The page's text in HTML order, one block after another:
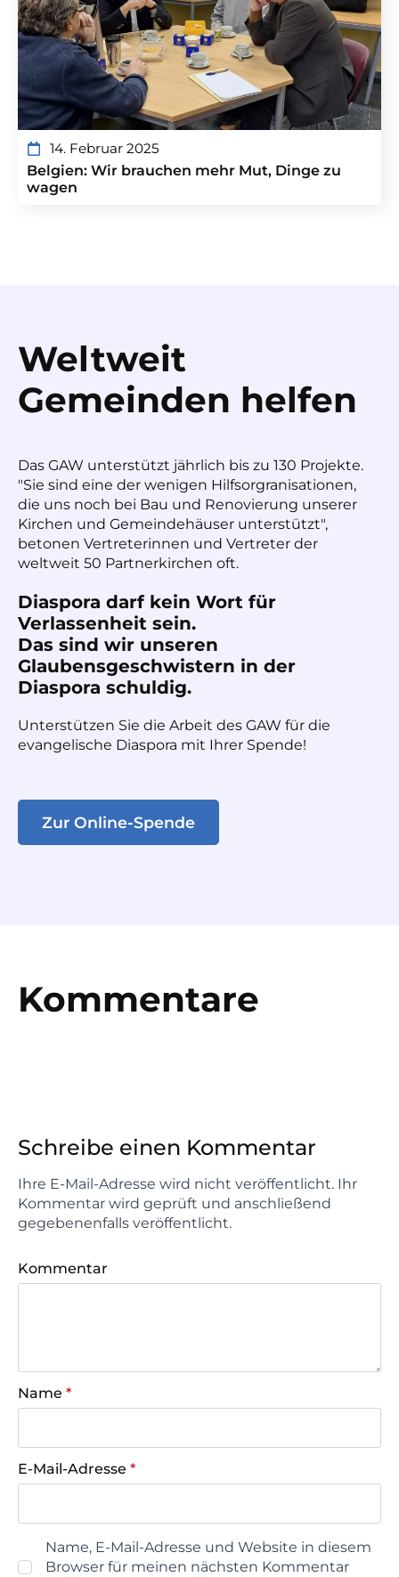
14. Februar 2025
Belgien: Wir brauchen mehr Mut, Dinge zu
wagen
Weltweit
Gemeinden helfen
Das GAW unterstützt jährlich bis zu 130 Projekte.
"Sie sind eine der wenigen Hilfsorgranisationen,
die uns noch bei Bau und Renovierung unserer
Kirchen und Gemeindehäuser unterstützt",
betonen Vertreterinnen und Vertreter der
weltweit 50 Partnerkirchen oft.
Diaspora darf kein Wort für
Verlassenheit sein.
Das sind wir unseren
Glaubensgeschwistern in der
Diaspora schuldig.
Unterstützen Sie die Arbeit des GAW für die
evangelische Diaspora mit Ihrer Spende!
Zur Online-Spende
Kommentare
Schreibe einen Kommentar
Ihre E-Mail-Adresse wird nicht veröffentlicht. Ihr
Kommentar wird geprüft und anschließend
gegebenenfalls veröffentlicht.
Kommentar
Name *
E-Mail-Adresse *
Name, E-Mail-Adresse und Website in diesem
Browser für meinen nächsten Kommentar